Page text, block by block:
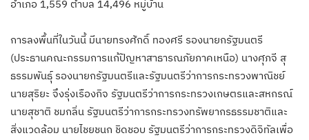
อำเภอ 1,559 ตำบล 14,496 หมู่บ้าน
การลงพื้นที่ในวันนี้ มีนายทรงศักดิ์ ทองศรี รองนายกรัฐมนตรี
(ประธานคณะกรรมการแก้ปัญหาสาธารณภัยภาคเหนือ) นางศุภจี สุ
ธรรมพันธุ์ รองนายกรัฐมนตรีและรัฐมนตรีว่าการกระทรวงพาณิชย์
นายสุริยะ จึงรุ่งเรืองกิจ รัฐมนตรีว่าการกระทรวงเกษตรและสหกรณ์
นายสุชาติ ชมกลิ่น รัฐมนตรีว่าการกระทรวงทรัพยากรธรรมชาติและ
สิ่งแวดล้อม นายไชยชนก ชิดชอบ รัฐมนตรีว่าการกระทรวงดิจิทัลเพื่อ